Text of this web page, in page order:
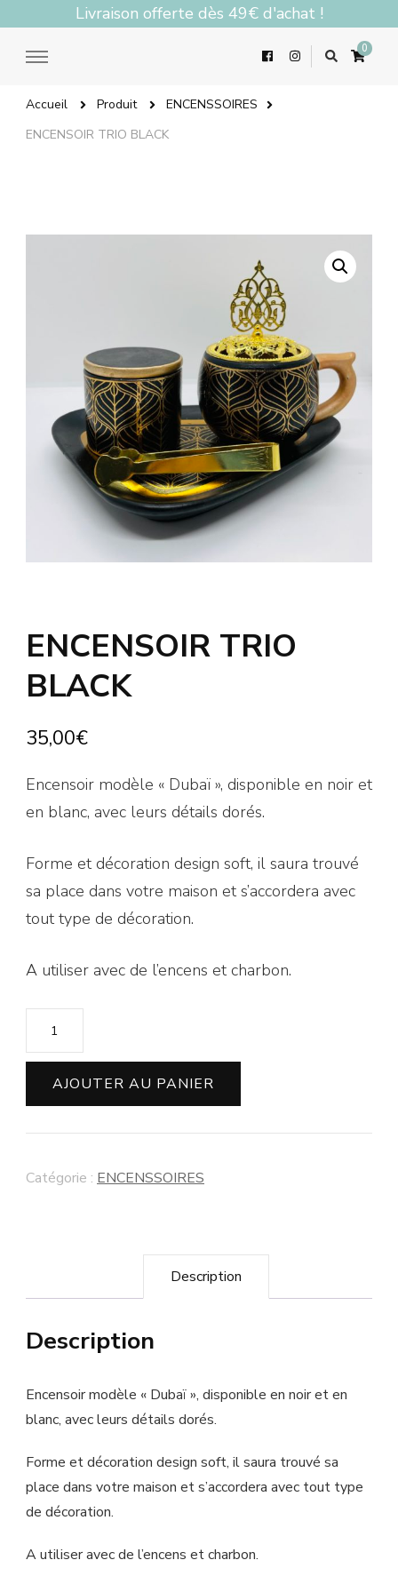
Livraison offerte dès 49€ d'achat !
0
Accueil Produit
ENCENSSOIRES
ENCENSOIR TRIO BLACK
ENCENSOIR TRIO
BLACK
35,00€
Encensoir modèle « Dubaï », disponible en noir et
en blanc, avec leurs détails dorés.
Forme et décoration design soft, il saura trouvé
sa place dans votre maison et s’accordera avec
tout type de décoration.
A utiliser avec de l’encens et charbon.
AJOUTER AU PANIER
Catégorie : ENCENSSOIRES
Description
Description
Encensoir modèle « Dubaï », disponible en noir et en
blanc, avec leurs détails dorés.
Forme et décoration design soft, il saura trouvé sa
place dans votre maison et s’accordera avec tout type
de décoration.
A utiliser avec de l’encens et charbon.